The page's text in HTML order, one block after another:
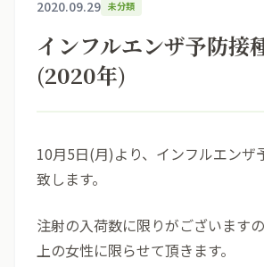
2020.09.29 未分類
インフルエンザ予防接
(2020年)
10月5日(月)より、インフルエンザ
致します。
注射の入荷数に限りがございます
上の女性に限らせて頂きます。